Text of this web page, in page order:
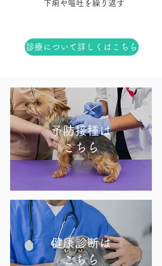
下痢や嘔吐を繰り返す
診療について詳しくはこちら
予防接種は
​こちら
​健康診断は
​こちら